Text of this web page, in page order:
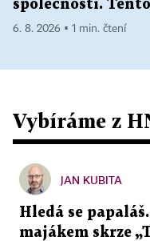
společnosti.
6. 8. 2026 ▪ 1 min. čtení
Vybíráme z
JAN KUBITA
Hledá se
majákem skrze